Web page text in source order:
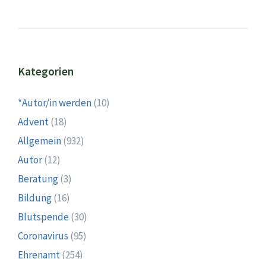
Kategorien
*Autor/in werden(10)
Advent(18)
Allgemein(932)
Autor(12)
Beratung(3)
Bildung(16)
Blutspende (30)
Coronavirus (95)
Ehrenamt(254)